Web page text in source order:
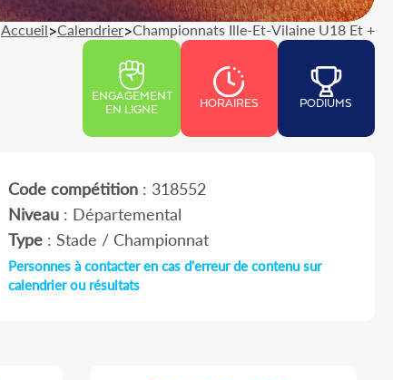
Accueil>Calendrier>Championnats Ille-Et-Vilaine U18 Et +
ENGAGEMENT
EN LIGNE
HORAIRES PODIUMS
Code compétition : 318552
Niveau : Départemental
Type : Stade / Championnat
Personnes à contacter en cas d'erreur de contenu sur
calendrier ou résultats